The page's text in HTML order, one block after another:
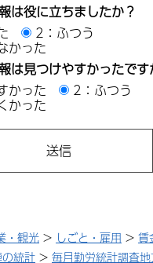
は役に立ちましたか？
2：ふつう
かった
は見つけやすかったです
かった
2：ふつう
かった
・観光 > しごと・雇用 > 賃
統計 > 毎月勤労統計調査